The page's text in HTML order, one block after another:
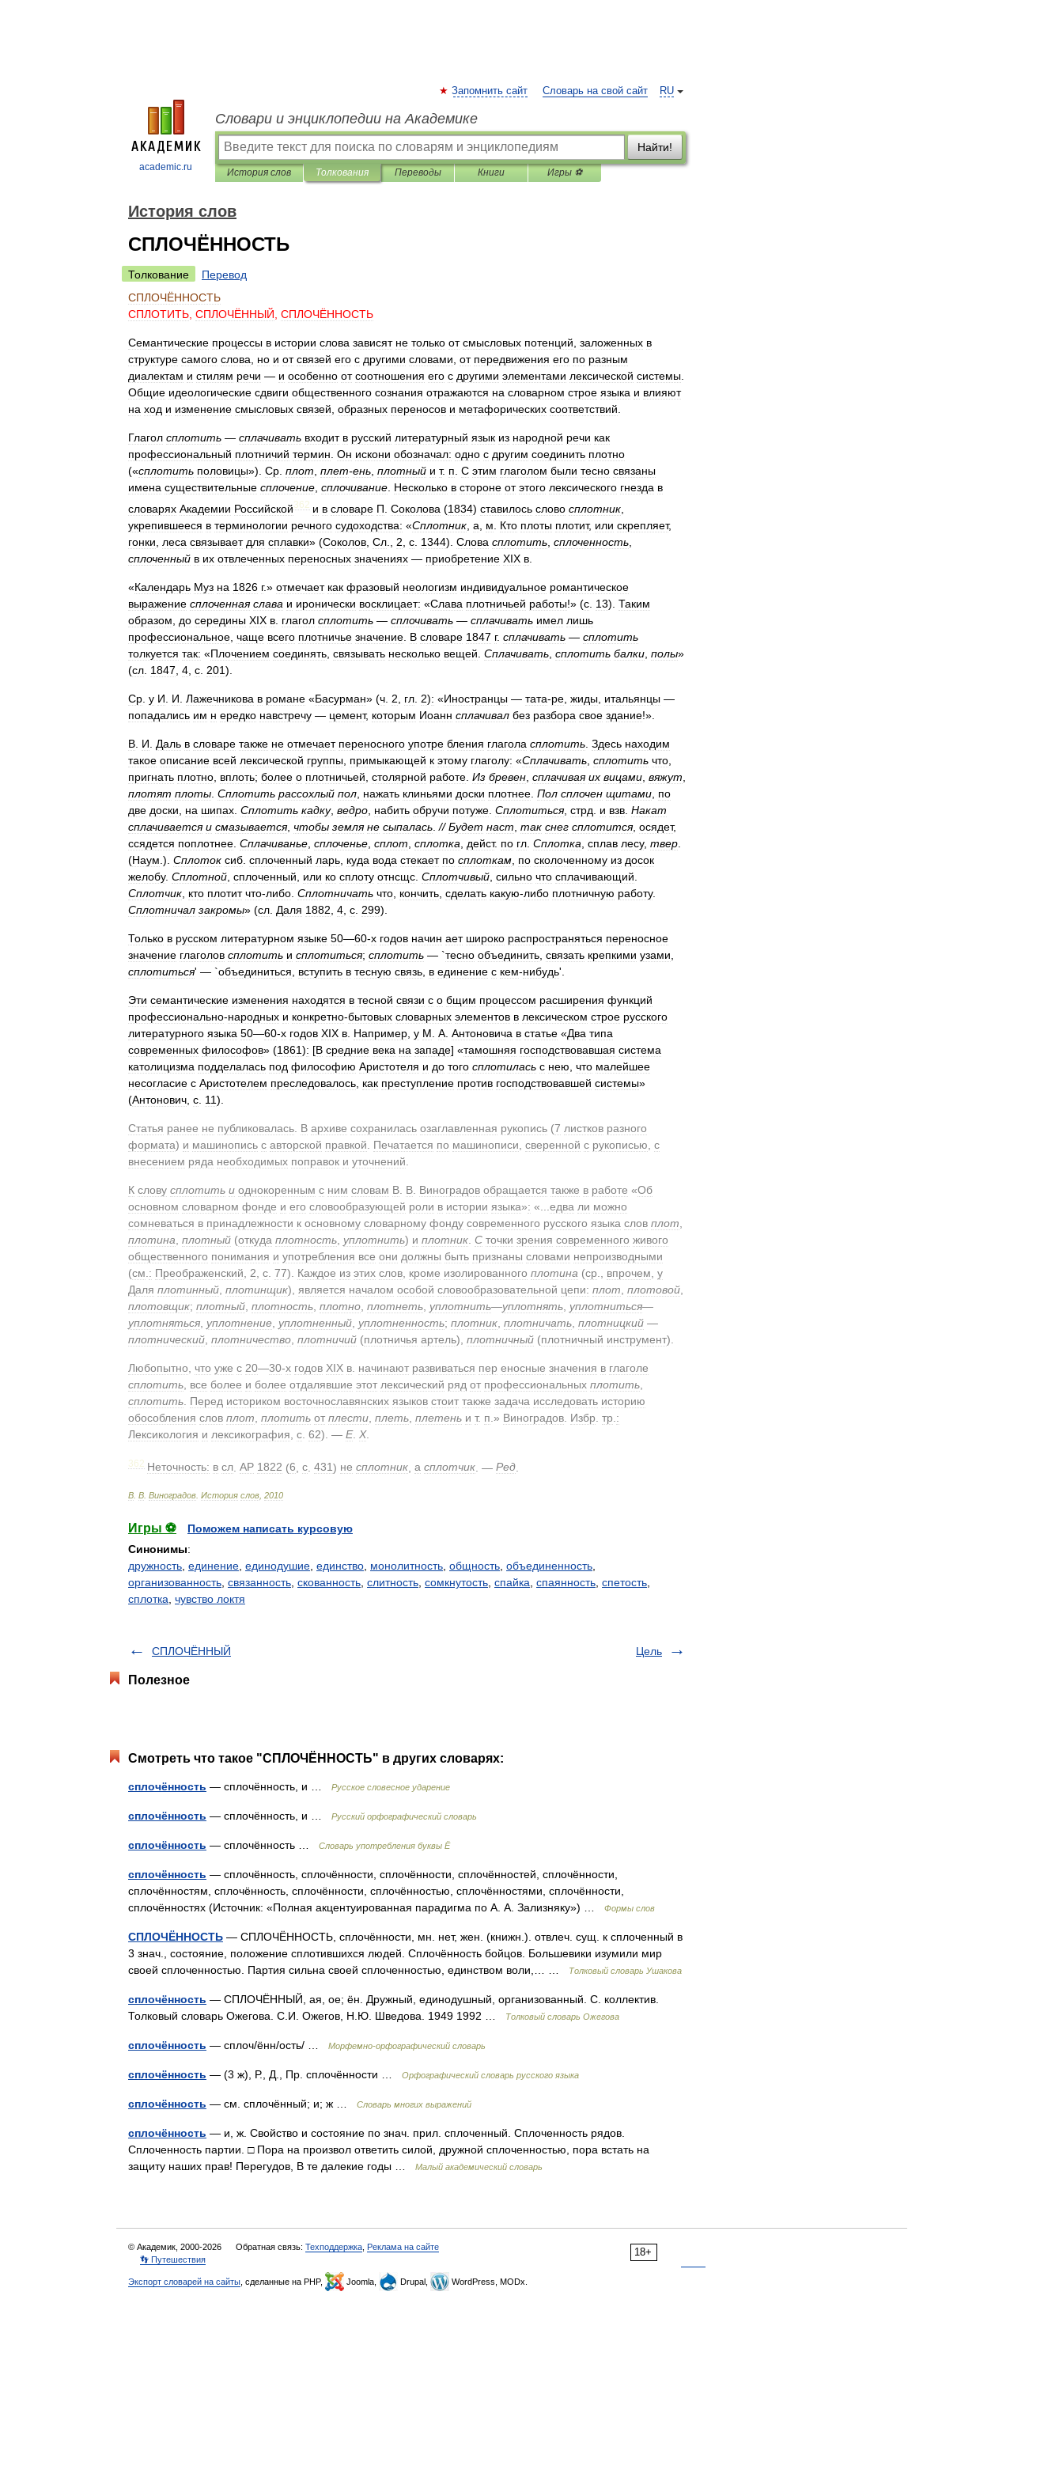
academic.ru
RU
Запомнить сайт Словарь на свой сайт
Словари и энциклопедии на Академике
Найти!
История слов Толкования Переводы Книги Игры ⚽
История слов
СПЛОЧЁННОСТЬ
Толкование
Перевод
СПЛОЧЁННОСТЬ
СПЛОТИТЬ СПЛОЧЁННЫЙ СПЛОЧЁННОСТЬ
Семантические процессы в истории слова зависят не только от смысловых потенций заложенных в
структуре самого слова но и от связей его с другими словами от передвижения его по разным
диалектам и стилям речи — и особенно от соотношения его с другими элементами лексической системы
Общие идеологические сдвиги общественного сознания отражаются на словарном строе языка и влияют
на ход и изменение смысловых связей образных переносов и метафорических соответствий
Глагол сплотить — сплачивать входит в русский литературный язык из народной речи как
профессиональный плотничий термин Он искони обозначал: одно с другим соединить плотно
(«сплотить половицы»). Ср плот плет-ень плотный и т. п С этим глаголом были тесно связаны
имена существительные сплочение сплочивание Несколько в стороне от этого лексического гнезда в
словарях Академии Российской362 и в словаре П Соколова (1834) ставилось слово сплотник
укрепившееся в терминологии речного судоходства: «Сплотник а м Кто плоты плотит, или скрепляет,
гонки
леса связывает для сплавки» (Соколов Сл 2 с 1344). Слова сплотить сплоченность
сплоченный в их отвлеченных переносных значениях — приобретение XIX в
«Календарь Муз на 1826 г.» отмечает как фразовый неологизм индивидуальное романтическое
выражение сплоченная слава и иронически восклицает: «Слава плотничьей работы!» (с 13). Таким
образом
до середины XIX в глагол сплотить — сплочивать — сплачивать имел лишь
профессиональное чаще всего плотничье значение В словаре 1847 г. сплачивать — сплотить
толкуется так: «Плочением соединять связывать несколько вещей Сплачивать сплотить балки полы»
(cл 1847 4 с 201).
Ср у И И Лажечникова в романе «Басурман» (ч 2 гл 2): «Иностранцы — тата-ре жиды итальянцы —
попадались им н ередко навстречу — цемент, которым Иоанн сплачивал без разбора свое здание!».
В И Даль в словаре также не отмечает переносного употре бления глагола сплотить Здесь находим
такое описание всей лексической группы примыкающей к этому глаголу: «Сплачивать сплотить что
пригнать плотно вплоть; более о плотничьей столярной работе Из бревен сплачивая их вицами вяжут
плотят плоты Сплотить рассохлый пол нажать клиньями доски плотнее Пол сплочен щитами по
две доски на шипах Сплотить кадку, ведро набить обручи потуже Сплотиться, стрд и взв Накат
сплачивается и смазывается, чтобы земля не сыпалась .//Будет наст так снег сплотится, осядет,
ссядется поплотнее Сплачиванье сплоченье сплот сплотка дейст. по гл Сплотка сплав лесу, твер
(Наум .). Сплоток сиб сплоченный ларь куда вода стекает по сплоткам по сколоченному из досок
желобу. Сплотной сплоченный или ко сплоту отнсщс Сплотчивый сильно что сплачивающий
Сплотчик кто плотит что-либо Сплотничать что кончить сделать какую-либо плотничную работу.
Сплотничал закромы» (сл Даля 1882 4 с 299).
Только в русском литературном языке 50—60-х годов начин ает широко распространяться переносное
значение глаголов сплотить и сплотиться; сплотить — `тесно объединить связать крепкими узами
сплотиться' — `объединиться вступить в тесную связь в единение с кем-нибудь'.
Эти семантические изменения находятся в тесной связи с о бщим процессом расширения функций
профессионально-народных и конкретно-бытовых словарных элементов в лексическом строе русского
литературного языка 50—60-х годов XIX в Например у М А Антоновича в статье «Два типа
современных философов» (1861): [В средние века на западе] «тамошняя господствовавшая система
католицизма подделалась под философию Аристотеля и до того сплотилась с нею что малейшее
несогласие с Аристотелем преследовалось как преступление против господствовавшей системы»
(Антонович с 11).
Статья ранее не публиковалась В архиве сохранилась озаглавленная рукопись (7 листков разного
формата) и машинопись с авторской правкой Печатается по машинописи сверенной с рукописью с
внесением ряда необходимых поправок и уточнений
К слову сплотить и однокоренным с ним словам В В Виноградов обращается также в работе «Об
основном словарном фонде и его словообразующей роли в истории языка»: «... едва ли можно
сомневаться в принадлежности к основному словарному фонду современного русского языка слов плот
плотина плотный (откуда плотность уплотнить) и плотник С точки зрения современного живого
общественного понимания и употребления все они должны быть признаны словами непроизводными
(см : Преображенский 2 с 77). Каждое из этих слов кроме изолированного плотина (ср впрочем у
Даля плотинный плотинщик), является началом особой словообразовательной цепи: плот плотовой
плотовщик; плотный плотность плотно плотнеть уплотнить—уплотнять уплотниться—
уплотняться уплотнение уплотненный уплотненность; плотник плотничать плотницкий —
плотнический плотничество плотничий (плотничья артель), плотничный (плотничный инструмент).
Любопытно что уже с 20—30-х годов XIX в начинают развиваться пер еносные значения в глаголе
сплотить все более и более отдалявшие этот лексический ряд от профессиональных плотить
сплотить Перед историком восточнославянских языков стоит также задача исследовать историю
обособления слов плот плотить от плести плеть плетень и т. п .» Виноградов Избр тр :
Лексикология и лексикография с 62). — Е. X.
362 Неточность: в сл АР 1822 (6 с 431) не сплотник а сплотчик — Ред
В В Виноградов История слов 2010
Игры ⚽
Поможем написать курсовую
Синонимы:
дружность, единение, единодушие, единство, монолитность, общность, объединенность,
организованность, связанность, скованность, слитность, сомкнутость, спайка, спаянность, спетость,
сплотка, чувство локтя
СПЛОЧЁННЫЙ Цель
Полезное
Смотреть что такое "СПЛОЧЁННОСТЬ" в других словарях:
сплочённость — сплочённость, и … Русское словесное ударение
сплочённость — сплочённость, и … Русский орфографический словарь
сплочённость — сплочённость … Словарь употребления буквы Ё
сплочённость — сплочённость, сплочённости, сплочённости, сплочённостей, сплочённости,
сплочённостям, сплочённость, сплочённости, сплочённостью, сплочённостями, сплочённости,
сплочённостях (Источник: «Полная акцентуированная парадигма по А. А. Зализняку») …
Формы слов
СПЛОЧЁННОСТЬ — СПЛОЧЁННОСТЬ, сплочённости, мн. нет, жен. (книжн.). отвлеч. сущ. к сплоченный в
3 знач., состояние, положение сплотившихся людей. Сплочённость бойцов. Большевики изумили мир
своей сплоченностью. Партия сильна своей сплоченностью, единством воли,… …
Толковый словарь Ушакова
сплочённость — СПЛОЧЁННЫЙ, ая, ое; ён. Дружный, единодушный, организованный. С. коллектив.
Толковый словарь Ожегова. С.И. Ожегов, Н.Ю. Шведова. 1949 1992 …
Толковый словарь Ожегова
сплочённость — сплоч/ённ/ость/ … Морфемно-орфографический словарь
сплочённость — (3 ж), Р., Д., Пр. сплочённости … Орфографический словарь русского языка
сплочённость — см. сплочённый; и; ж … Словарь многих выражений
сплочённость — и, ж. Свойство и состояние по знач. прил. сплоченный. Сплоченность рядов.
Сплоченность партии. □ Пора на произвол ответить силой, дружной сплоченностью, пора встать на
защиту наших прав! Перегудов, В те далекие годы …
Малый академический словарь
18+
© Академик, 2000-2026 Обратная связь: Техподдержка
Реклама на сайте
👣 Путешествия
Экспорт словарей на сайты , сделанные на PHP, Joomla, Drupal, WordPress, MODx.